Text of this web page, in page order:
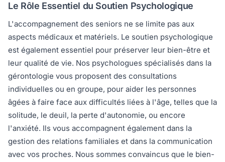
Le Rôle Essentiel du Soutien Psychologique
L'accompagnement des seniors ne se limite pas aux
aspects médicaux et matériels. Le soutien psychologique
est également essentiel pour préserver leur bien-être et
leur qualité de vie. Nos psychologues spécialisés dans la
gérontologie vous proposent des consultations
individuelles ou en groupe, pour aider les personnes
âgées à faire face aux difficultés liées à l'âge, telles que la
solitude, le deuil, la perte d'autonomie, ou encore
l'anxiété. Ils vous accompagnent également dans la
gestion des relations familiales et dans la communication
avec vos proches. Nous sommes convaincus que le bien-